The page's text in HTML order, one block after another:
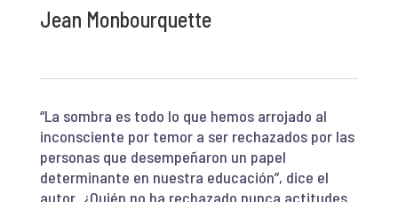
Jean Monbourquette
“La sombra es todo lo que hemos arrojado al
inconsciente por temor a ser rechazados por las
personas que desempeñaron un papel
determinante en nuestra educación”, dice el
autor. ¿Quién no ha rechazado nunca actitudes